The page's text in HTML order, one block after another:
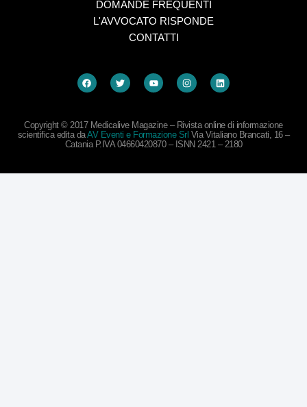
DOMANDE FREQUENTI
L'AVVOCATO RISPONDE
CONTATTI
Copyright © 2017 Medicalive Magazine – Rivista online di informazione
scientifica edita daAV Eventi e Formazione Srl Via Vitaliano Brancati, 16 –
Catania P.IVA 04660420870 – ISNN 2421 – 2180